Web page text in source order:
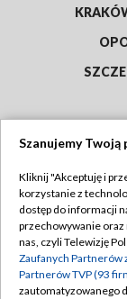
Abonament
Emisja w TVP
Centrum
Szanujemy Twoją
Kliknij "Akceptuję i
korzystanie z
dostęp do informacji
przechowywanie oraz
nas, czyli Telewizję
Zaufanych Partnerów
Partnerów TVP (93
zautomatyzowanego